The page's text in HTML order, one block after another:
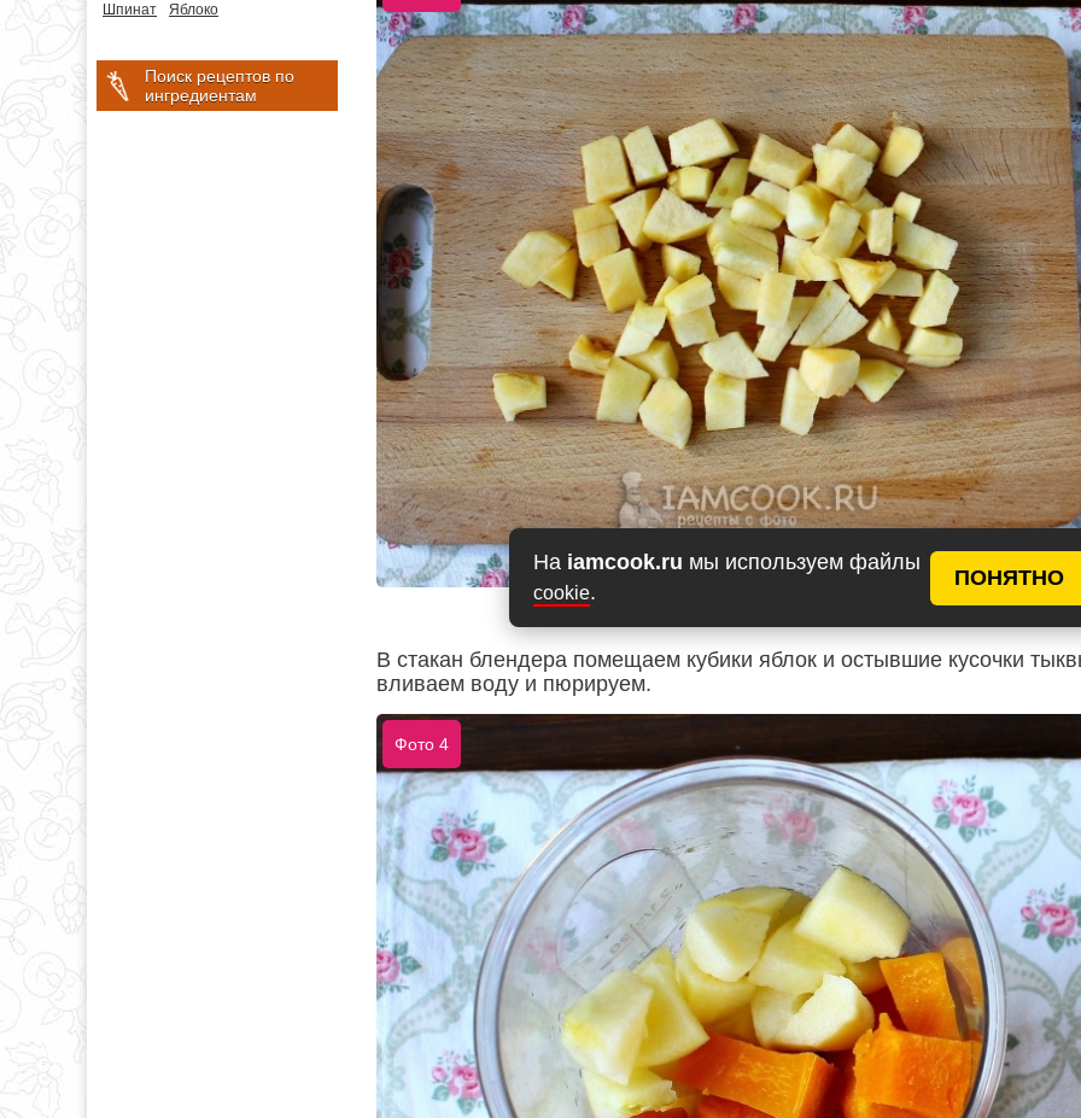
На iamcook.ru мы используем файлы
cookie.
ПОНЯТНО
Шпинат
Яблоко
Поиск рецептов по
ингредиентам
В стакан блендера помещаем кубики яблок и остывшие кусочки
вливаем воду и пюрируем.
Фото 4